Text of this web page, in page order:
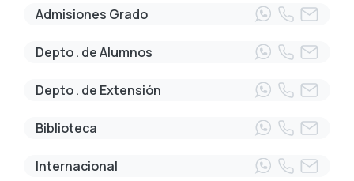
Admisiones Grado
Depto . de Alumnos
Depto . de Extensión
Biblioteca
Internacional